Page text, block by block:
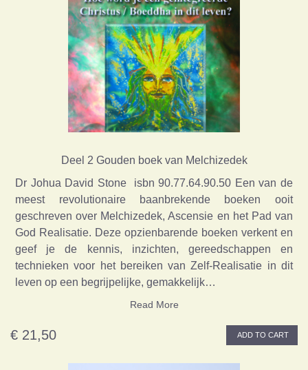
Deel 2 Gouden boek van Melchizedek
Dr Johua David Stone isbn 90.77.64.90.50 Een van de
meest revolutionaire baanbrekende boeken ooit
geschreven over Melchizedek, Ascensie en het Pad van
God Realisatie. Deze opzienbarende boeken verkent en
geef je de kennis, inzichten, gereedschappen en
technieken voor het bereiken van Zelf-Realisatie in dit
leven op een begrijpelijke, gemakkelijk…
Read More
€ 21,50 ADD TO CART